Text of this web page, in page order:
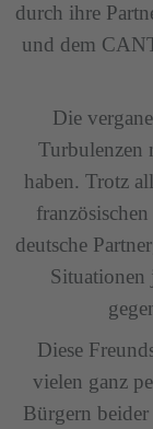
durch ihre
und dem
Die
Turbulenzen
haben. Trotz
deutsche
Situationen
Diese
vielen ganz
Bürgern